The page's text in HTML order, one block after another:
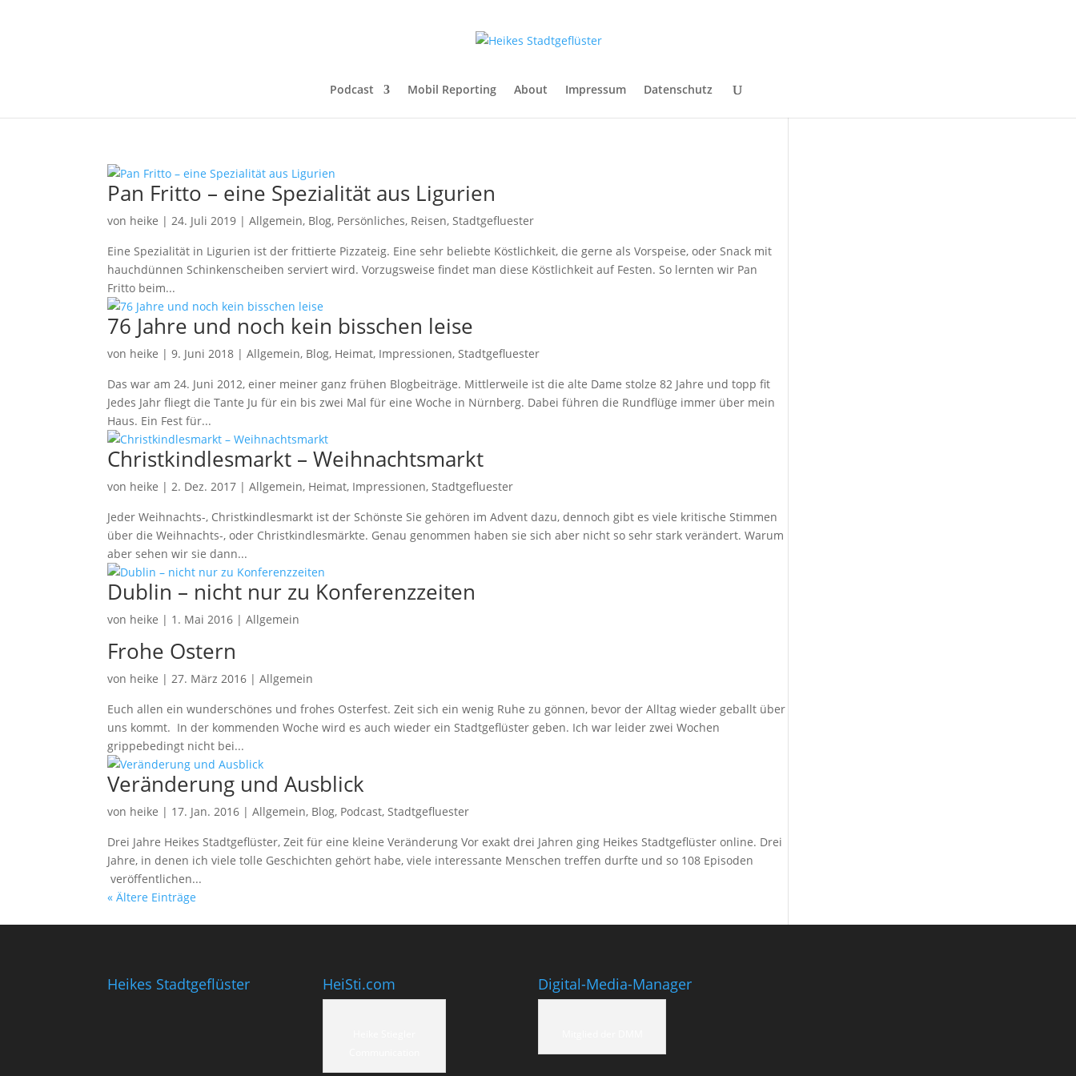
Podcast Mobil Reporting About Impressum Datenschutz
Pan Fritto – eine Spezialität aus Ligurien
von heike |24. Juli 2019 |Allgemein, Blog, Persönliches, Reisen,Stadtgefluester
Eine Spezialität in Ligurien ist der frittierte Pizzateig. Eine sehr beliebte Köstlichkeit, die gerne als Vorspeise, oder Snack mit
hauchdünnen Schinkenscheiben serviert wird. Vorzugsweise findet man diese Köstlichkeit auf Festen. So lernten wir Pan
Fritto beim...
76 Jahre und noch kein bisschen leise
von heike |9. Juni 2018 |Allgemein, Blog, Heimat, Impressionen,Stadtgefluester
Das war am 24. Juni 2012, einer meiner ganz frühen Blogbeiträge. Mittlerweile ist die alte Dame stolze 82 Jahre und topp fit
Jedes Jahr fliegt die Tante Ju für ein bis zwei Mal für eine Woche in Nürnberg. Dabei führen die Rundflüge immer über mein
Haus. Ein Fest für...
Christkindlesmarkt – Weihnachtsmarkt
von heike |2. Dez. 2017 |Allgemein, Heimat, Impressionen,Stadtgefluester
Jeder Weihnachts-, Christkindlesmarkt ist der Schönste Sie gehören im Advent dazu, dennoch gibt es viele kritische Stimmen
über die Weihnachts-, oder Christkindlesmärkte. Genau genommen haben sie sich aber nicht so sehr stark verändert. Warum
aber sehen wir sie dann...
Dublin – nicht nur zu Konferenzzeiten
von heike | 1. Mai 2016 |Allgemein
Frohe Ostern
von heike |27. März 2016 |Allgemein
Euch allen ein wunderschönes und frohes Osterfest. Zeit sich ein wenig Ruhe zu gönnen, bevor der Alltag wieder geballt über
uns kommt. In der kommenden Woche wird es auch wieder ein Stadtgeflüster geben. Ich war leider zwei Wochen
grippebedingt nicht bei...
Veränderung und Ausblick
von heike | 17. Jan. 2016 |Allgemein, Blog, Podcast,Stadtgefluester
Drei Jahre Heikes Stadtgeflüster, Zeit für eine kleine Veränderung Vor exakt drei Jahren ging Heikes Stadtgeflüster online. Drei
Jahre, in denen ich viele tolle Geschichten gehört habe, viele interessante Menschen treffen durfte und so 108 Episoden
veröffentlichen...
« Ältere Einträge
Heikes Stadtgeflüster HeiSti.com Digital-Media-Manager